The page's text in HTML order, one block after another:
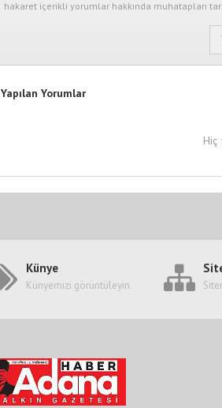
hakaret içerikli yorumlar hakkında muhatapları
Yapılan Yorumlar
Hiç
Künye
Künyemizi görüntüleyin.